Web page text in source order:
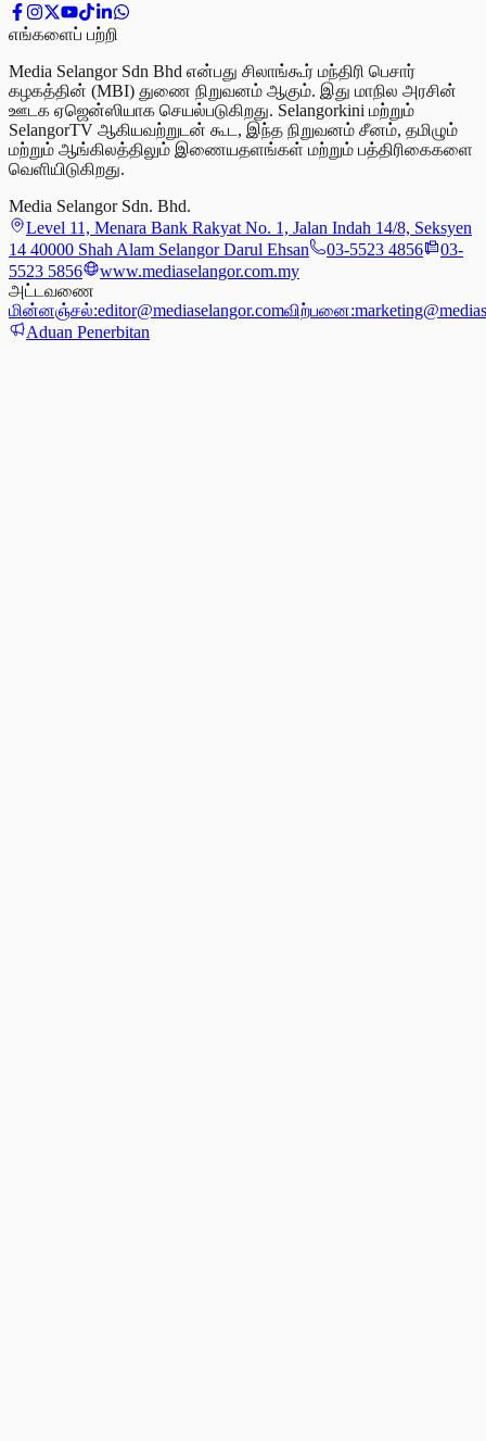
எங்களைப் பற்றி
Media Selangor Sdn Bhd என்பது சிலாங்கூர் மந்திரி பெசார்
கழகத்தின் (MBI) துணை நிறுவனம் ஆகும். இது மாநில அரசின்
ஊடக ஏஜென்ஸியாக செயல்படுகிறது. Selangorkini மற்றும்
SelangorTV ஆகியவற்றுடன் கூட, இந்த நிறுவனம் சீனம், தமிழும்
மற்றும் ஆங்கிலத்திலும் இணையதளங்கள் மற்றும் பத்திரிகைகளை
வெளியிடுகிறது.
Media Selangor Sdn. Bhd.
Level 11, Menara Bank Rakyat No. 1, Jalan Indah 14/8, Seksyen
14 40000 Shah Alam Selangor Darul Ehsan
03-5523 4856
03-
5523 5856
www.mediaselangor.com.my
அட்டவணை
மின்னஞ்சல்:editor@mediaselangor.comவிற்பனை:
Aduan Penerbitan